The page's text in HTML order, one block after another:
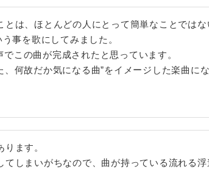
は、ほとんどの人にとって簡単なことではな
事を歌にしてみました。
この曲が完成されたと思っています。
何故だか気になる曲”をイメージした楽曲にな
ます。
しまいがちなので、曲が持っている流れる